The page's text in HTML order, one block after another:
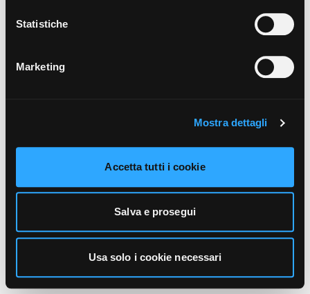
funzionamento, puoi prendere visione dell’informativa
cliccando qui.
Statistiche
Marketing
Mostra dettagli
Accetta tutti i cookie
Salva e prosegui
Usa solo i cookie necessari